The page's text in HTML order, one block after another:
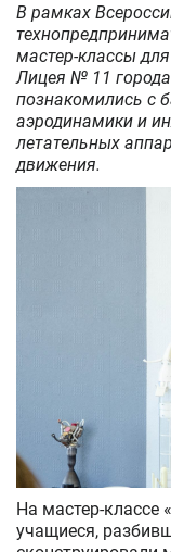
В рамках
мастер-классы
Лицея № 11
познакомились с
аэродинамики и
летательных
движения.
На мастер-классе
учащиеся,